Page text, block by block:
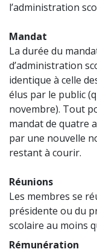
l’administration
Mandat
La durée du
d’administration
identique à celle
élus par le public
novembre). Tout
mandat de quatre
par une nouvelle
restant à courir.
Réunions
Les membres se
présidente ou du
scolaire au moins
Rémunération